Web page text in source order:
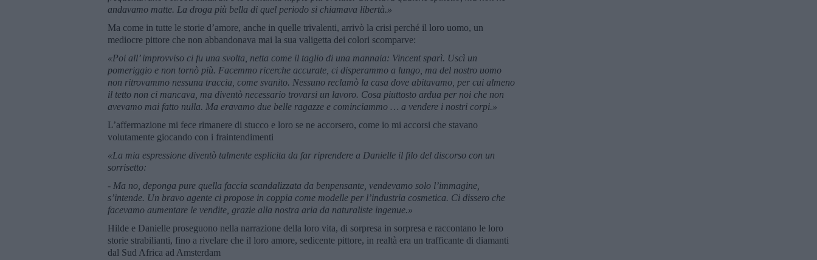
andavamo matte. La droga più bella di quel periodo si chiamava libertà.»
Ma come in tutte le storie d’amore, anche in quelle trivalenti, arrivò la crisi perché il loro uomo, un
mediocre pittore che non abbandonava mai la sua valigetta dei colori scomparve:
«Poi all’ improvviso ci fu una svolta, netta come il taglio di una mannaia: Vincent sparì. Uscì un
pomeriggio e non tornò più. Facemmo ricerche accurate, ci disperammo a lungo, ma del nostro uomo
non ritrovammo nessuna traccia, come svanito. Nessuno reclamò la casa dove abitavamo, per cui almeno
il tetto non ci mancava, ma diventò necessario trovarsi un lavoro. Cosa piuttosto ardua per noi che non
avevamo mai fatto nulla. Ma eravamo due belle ragazze e cominciammo … a vendere i nostri corpi.»
L’affermazione mi fece rimanere di stucco e loro se ne accorsero, come io mi accorsi che stavano
volutamente giocando con i fraintendimenti
«La mia espressione diventò talmente esplicita da far riprendere a Danielle il filo del discorso con un
sorrisetto:
- Ma no, deponga pure quella faccia scandalizzata da benpensante, vendevamo solo l’immagine,
s’intende. Un bravo agente ci propose in coppia come modelle per l’industria cosmetica. Ci dissero che
facevamo aumentare le vendite, grazie alla nostra aria da naturaliste ingenue.»
Hilde e Danielle proseguono nella narrazione della loro vita, di sorpresa in sorpresa e raccontano le loro
storie strabilianti, fino a rivelare che il loro amore, sedicente pittore, in realtà era un trafficante di diamanti
dal Sud Africa ad Amsterdam